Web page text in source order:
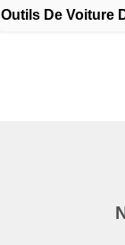
Outils De Voiture